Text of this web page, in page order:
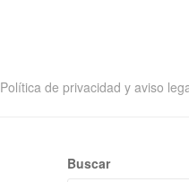
Política de privacidad y aviso
Buscar